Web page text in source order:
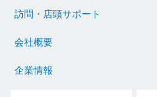
訪問・店頭サポート
会社概要
企業情報